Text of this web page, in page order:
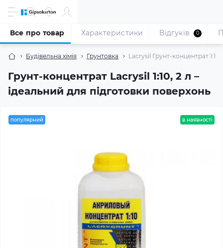
Будівельна хімія Грунтовка Lacrysil Грунт-концентрат 1:10
Грунт-концентрат Lacrysil 1:10, 2 л –
ідеальний для підготовки поверхонь
Все про товар Характеристики Відгуків 0
популярний в наявності